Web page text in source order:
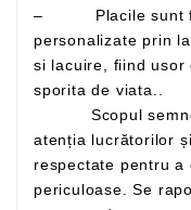
– Placile sunt foarte usor de prelucrat, putand fi
personalizate prin laminare, serigrafiere, tipar digital
si lacuire, fiind usor de intretinut si avand o
sporita de viata..
atenția lucrătorilor și de a oferi informații care trebuie
respectate pentru a evita apariția unor condiții
periculoase. Se raportează atât